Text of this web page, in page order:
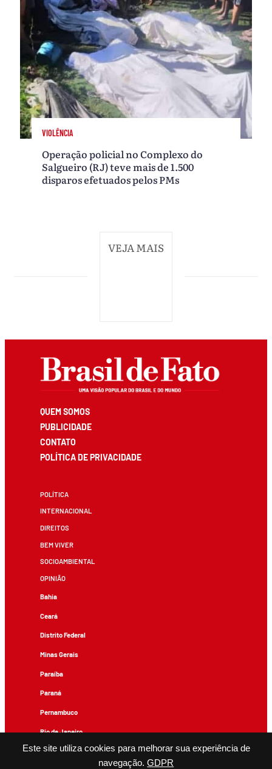
Este site utiliza cookies para melhorar sua experiência de
navegação. GDPR
VIOLÊNCIA
Operação policial no Complexo do
Salgueiro (RJ) teve mais de 1.500
disparos efetuados pelos PMs
VEJA MAIS
QUEM SOMOS
PUBLICIDADE
CONTATO
POLÍTICA DE PRIVACIDADE
POLÍTICA
INTERNACIONAL
DIREITOS
BEM VIVER
SOCIOAMBIENTAL
OPINIÃO
Bahia
Ceará
Distrito Federal
Minas Gerais
Paraíba
Paraná
Pernambuco
Rio de Janeiro
Rio Grande do Sul